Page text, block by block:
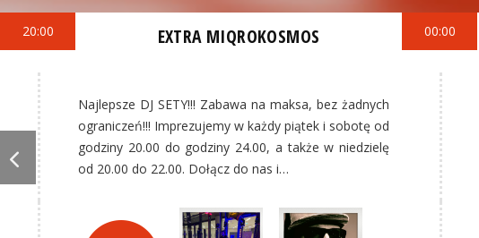
20:00 EXTRA MIQROKOSMOS
Najlepsze DJ SETY!!! Zabawa na maksa, bez żadnych
ograniczeń!!! Imprezujemy w każdy piątek i sobotę od
godziny 20.00 do godziny 24.00, a także w niedzielę
od 20.00 do 22.00. Dołącz do nas i…
00:00